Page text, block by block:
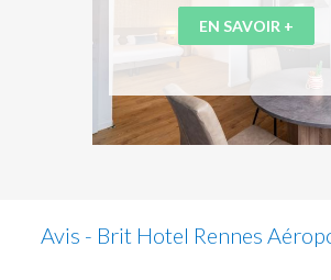
EN SAVOIR +
Avis - Brit Hotel Rennes